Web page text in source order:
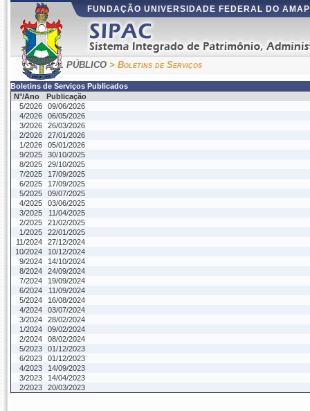
FUNDAÇÃO UNIVERSIDADE FEDERAL DO
PORTAL PÚBLICO > Boletins de Serviços
Boletins de Serviços Publicados
N°/Ano
Publicação
5/2026
09/06/2026
4/2026
06/05/2026
3/2026
26/03/2026
2/2026
27/01/2026
1/2026
05/01/2026
9/2025
30/10/2025
8/2025
29/10/2025
7/2025
17/09/2025
6/2025
17/09/2025
5/2025
09/07/2025
4/2025
03/06/2025
3/2025
11/04/2025
2/2025
21/02/2025
1/2025
22/01/2025
11/2024
27/12/2024
10/2024
10/12/2024
9/2024
14/10/2024
8/2024
24/09/2024
7/2024
19/09/2024
6/2024
11/09/2024
5/2024
16/08/2024
4/2024
03/07/2024
3/2024
28/02/2024
1/2024
09/02/2024
2/2024
08/02/2024
5/2023
01/12/2023
6/2023
01/12/2023
4/2023
14/09/2023
3/2023
14/04/2023
2/2023
20/03/2023